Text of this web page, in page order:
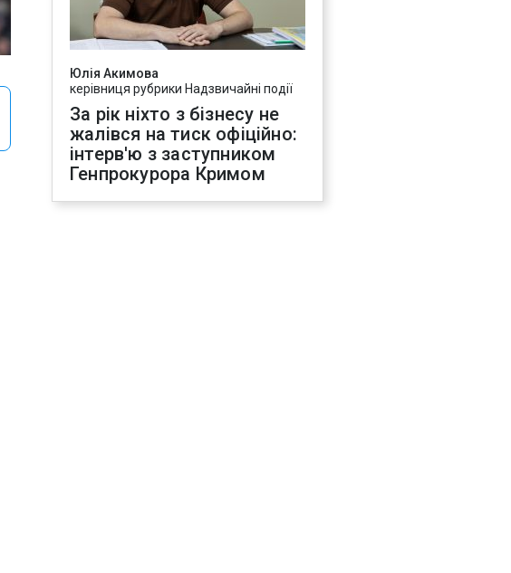
Юлія Акимова
керівниця рубрики Надзвичайні події
За рік ніхто з бізнесу не
жалівся на тиск офіційно:
інтерв'ю з заступником
Генпрокурора Кримом